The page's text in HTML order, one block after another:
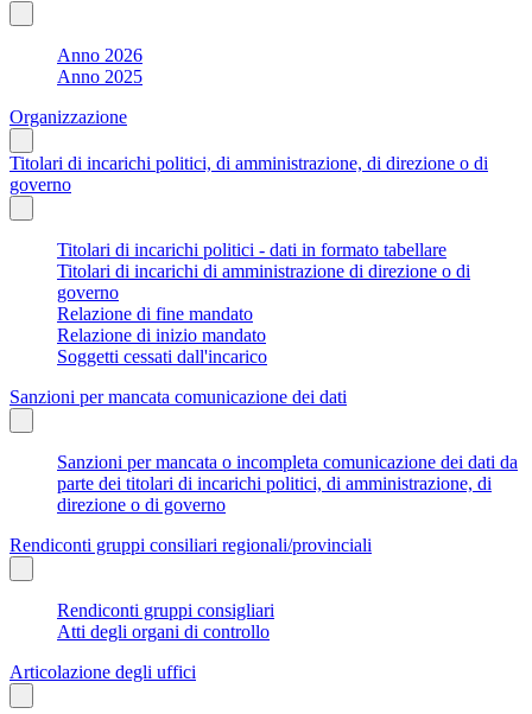
Anno 2026
Anno 2025
Organizzazione
Titolari di incarichi politici, di amministrazione, di direzione o di
governo
Titolari di incarichi politici - dati in formato tabellare
Titolari di incarichi di amministrazione di direzione o di
governo
Relazione di fine mandato
Relazione di inizio mandato
Soggetti cessati dall'incarico
Sanzioni per mancata comunicazione dei dati
Sanzioni per mancata o incompleta comunicazione dei dati da
parte dei titolari di incarichi politici, di amministrazione, di
direzione o di governo
Rendiconti gruppi consiliari regionali/provinciali
Rendiconti gruppi consigliari
Atti degli organi di controllo
Articolazione degli uffici